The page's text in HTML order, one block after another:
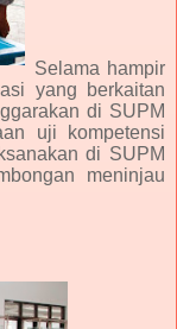
Selama hampir
yang berkaitan
di SUPM
uji kompetensi
di SUPM
meninjau